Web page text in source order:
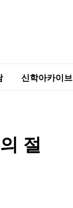
신학아카이브
절